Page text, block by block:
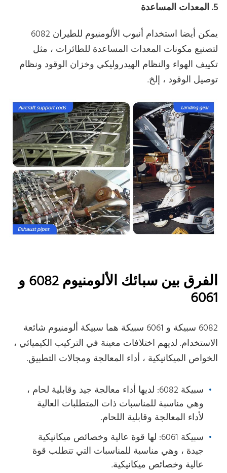
5. المعدات المساعدة
يمكن أيضا استخدام أنبوب الألومنيوم للطيران 6082
لتصنيع مكونات المعدات المساعدة للطائرات ، مثل
تكييف الهواء والنظام الهيدروليكي وخزان الوقود ونظام
توصيل الوقود ، إلخ.
الفرق بين سبائك الألومنيوم 6082 و
6061
6082 سبيكة و 6061 سبيكة هما سبيكة ألومنيوم شائعة
الاستخدام. لديهم اختلافات معينة في التركيب الكيميائي ،
الخواص الميكانيكية ، أداء المعالجة ومجالات التطبيق.
سبيكة 6082: لديها أداء معالجة جيد وقابلية لحام ،
وهي مناسبة للمناسبات ذات المتطلبات العالية
لأداء المعالجة وقابلية اللحام.
سبيكة 6061: لها قوة عالية وخصائص ميكانيكية
جيدة ، وهي مناسبة للمناسبات التي تتطلب قوة
عالية وخصائص ميكانيكية.